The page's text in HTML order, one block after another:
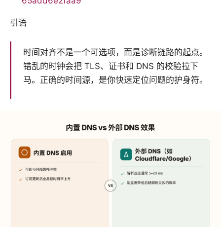
引语
时间对齐不是一个可选项，而是诊断链路的起点。
错乱的时钟会把 TLS、证书和 DNS 的校验拉下
马。正确的时间源，是你快速定位问题的护身符。